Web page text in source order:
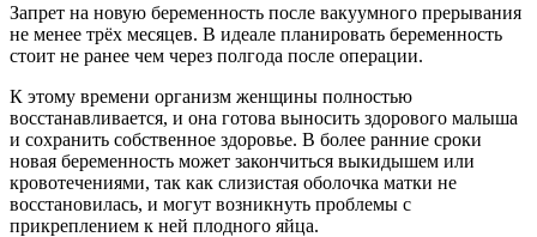
Запрет на новую беременность после вакуумного прерывания
не менее трёх месяцев. В идеале планировать беременность
стоит не ранее чем через полгода после операции.
К этому времени организм женщины полностью
восстанавливается, и она готова выносить здорового малыша
и сохранить собственное здоровье. В более ранние сроки
новая беременность может закончиться выкидышем или
кровотечениями, так как слизистая оболочка матки не
восстановилась, и могут возникнуть проблемы с
прикреплением к ней плодного яйца.